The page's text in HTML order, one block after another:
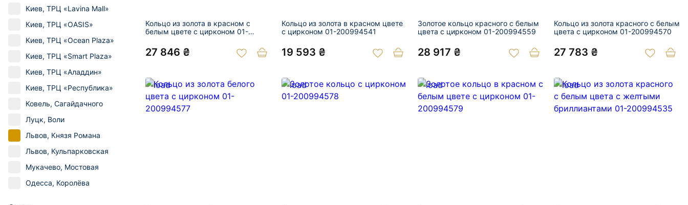
Кольцо из золота в красном с
белым цвете с цирконом 01-
27 846 ₴
Кольцо из золота в красном цвете
с цирконом 01-200994541
19 593 ₴
Золотое кольцо красного с белым
цвета с цирконом 01-200994559
28 917 ₴
Кольцо из золота красного с белым
цвета с цирконом 01-200994570
27 783 ₴
Киев, ТРЦ «Lavina Mall»
Киев, ТРЦ «OASIS»
Киев, ТРЦ «Ocean Plaza»
Киев, ТРЦ «Smart Plaza»
Киев, ТРЦ «Аладдин»
Киев, ТРЦ «Республика»
Ковель, Сагайдачного
Луцк, Воли
Львов, Князя Романа
Львов, Кульпарковская
Мукачево, Мостовая
Одесса, Королёва